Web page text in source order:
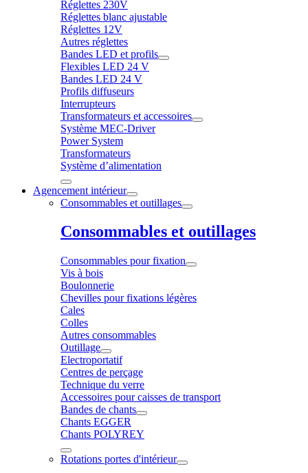
Réglettes 230V
Réglettes blanc ajustable
Réglettes 12V
Autres réglettes
Bandes LED et profils
Flexibles LED 24 V
Bandes LED 24 V
Profils diffuseurs
Interrupteurs
Transformateurs et accessoires
Système MEC-Driver
Power System
Transformateurs
Système d’alimentation
Agencement intérieur
Consommables et outillages
Consommables et outillages
Consommables pour fixation
Vis à bois
Boulonnerie
Chevilles pour fixations légères
Cales
Colles
Autres consommables
Outillage
Electroportatif
Centres de perçage
Technique du verre
Accessoires pour caisses de transport
Bandes de chants
Chants EGGER
Chants POLYREY
Rotations portes d'intérieur